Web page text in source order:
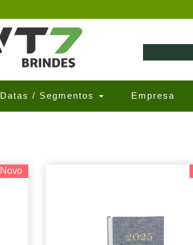
Datas / Segmentos Empresa
Novo